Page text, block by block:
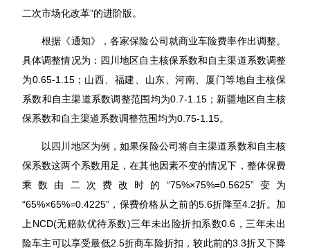
二次市场化改革”的进阶版。
根据《通知》，各家保险公司就商业车险费率作出调整。
具体调整情况为：四川地区自主核保系数和自主渠道系数调整
为0.65-1.15；山西、福建、山东、河南、厦门等地自主核保
系数和自主渠道系数调整范围均为0.7-1.15；新疆地区自主核
保系数和自主渠道系数调整范围均为0.75-1.15。
以四川地区为例，如果保险公司将自主渠道系数和自主核
保系数这两个系数用足，在其他因素不变的情况下，整体保费
乘数由二次费改时的“75%×75%=0.5625”变为
“65%×65%=0.4225”，保费价格从之前的5.6折降至4.2折。加
上NCD(无赔款优待系数)三年未出险折扣系数0.6，三年未出
险车主可以享受最低2.5折商车险折扣，较此前的3.3折又下降